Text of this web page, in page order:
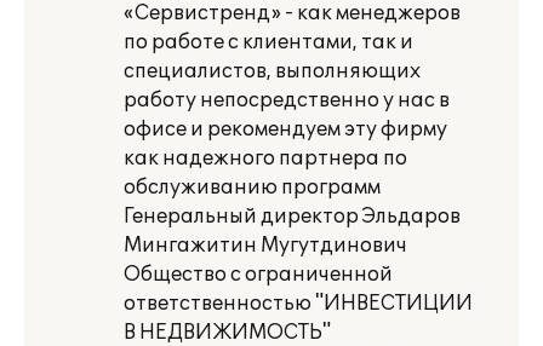
«Сервистренд» - как менеджеров
по работе с клиентами, так и
специалистов, выполняющих
работу непосредственно у нас в
офисе и рекомендуем эту фирму
как надежного партнера по
обслуживанию программ
Генеральный директор Эльдаров
Мингажитин Мугутдинович
Общество с ограниченной
ответственностью "ИНВЕСТИЦИИ
В НЕДВИЖИМОСТЬ"